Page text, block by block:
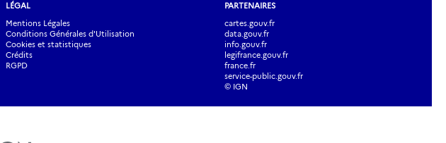
LÉGAL
Mentions Légales
Conditions Générales d'Utilisation
Cookies et statistiques
Crédits
RGPD
PARTENAIRES
cartes.gouv.fr
data.gouv.fr
info.gouv.fr
legifrance.gouv.fr
france.fr
service-public.gouv.fr
© IGN